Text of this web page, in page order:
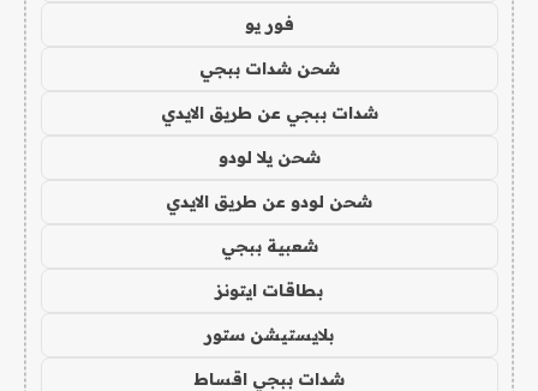
فور يو
شحن شدات ببجي
شدات ببجي عن طريق الايدي
شحن يلا لودو
شحن لودو عن طريق الايدي
شعبية ببجي
بطاقات ايتونز
بلايستيشن ستور
شدات ببجي اقساط